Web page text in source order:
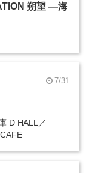
朔望 ―海
7/31
D HALL／